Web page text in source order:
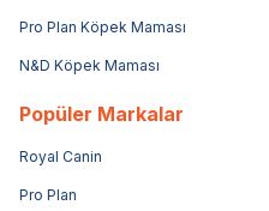
Pro Plan Köpek Maması
N&D Köpek Maması
Popüler Markalar
Royal Canin
Pro Plan